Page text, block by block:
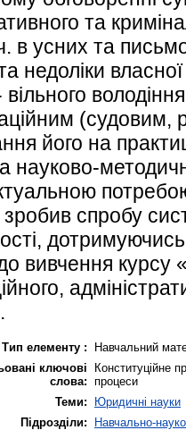
та
в усних та
недоліки
- вільного
його на
науково-
спробу
вивчення курсу
Тип елементу :
Навчальний
ключові
слова:
Конституційне
процеси
Теми:
Юридичні науки
Підрозділи:
Навчально-